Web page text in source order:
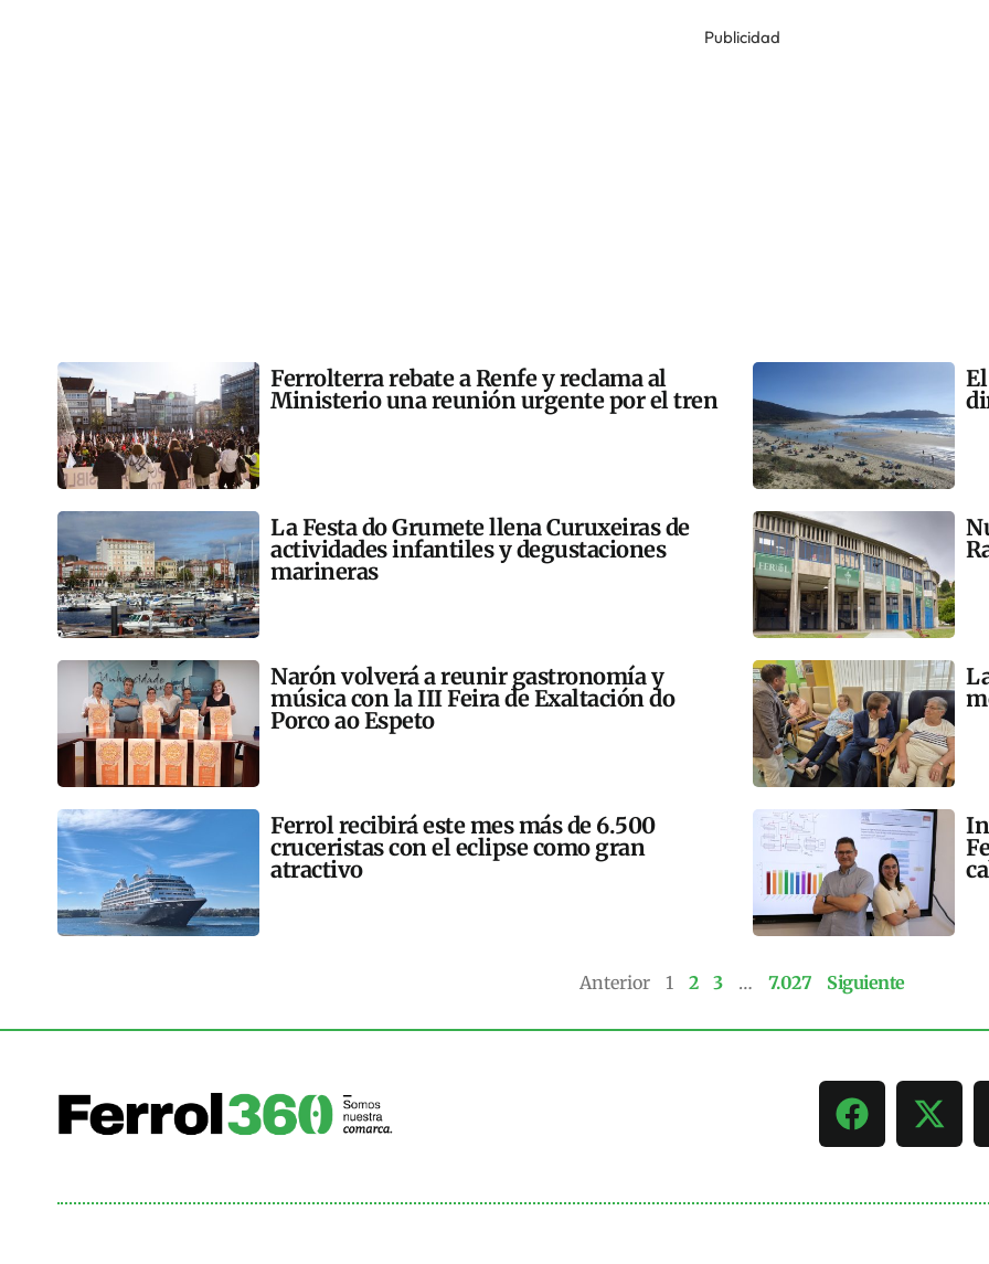
Publicidad
Ferrolterra rebate a Renfe y reclama al
Ministerio una reunión urgente por el tren
La Festa do Grumete llena Curuxeiras de
actividades infantiles y degustaciones
marineras
Narón volverá a reunir gastronomía y
música con la III Feira de Exaltación do
Porco ao Espeto
Ferrol recibirá este mes más de 6.500
cruceristas con el eclipse como gran
atractivo
Anterior 1 2 3 … 7.027 Siguiente